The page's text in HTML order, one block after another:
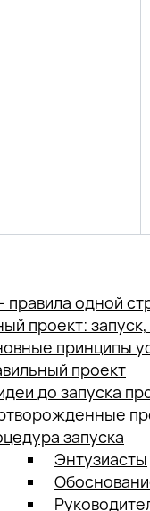
правила одной
проект:
принципы
проект
до запуска
запуска
Энтузиасты